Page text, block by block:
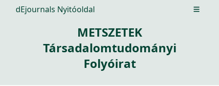
dEjournals Nyitóoldal Open
METSZETEK
Társadalomtudományi
Folyóirat